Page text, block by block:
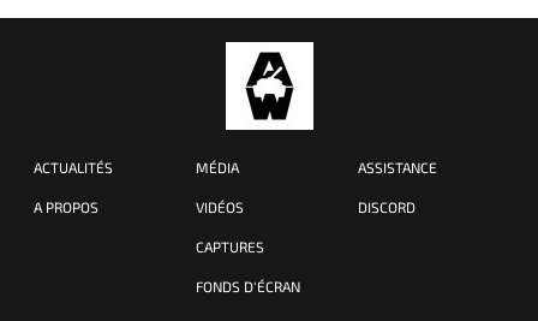
ACTUALITÉS
A PROPOS
MÉDIA
VIDÉOS
CAPTURES
FONDS D'ÉCRAN
ASSISTANCE
DISCORD